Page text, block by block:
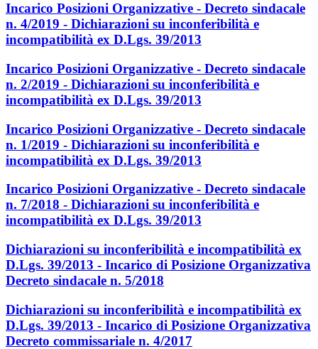
Incarico Posizioni Organizzative - Decreto sindacale
n. 4/2019 - Dichiarazioni su inconferibilità e
incompatibilità ex D.Lgs. 39/2013
Incarico Posizioni Organizzative - Decreto sindacale
n. 2/2019 - Dichiarazioni su inconferibilità e
incompatibilità ex D.Lgs. 39/2013
Incarico Posizioni Organizzative - Decreto sindacale
n. 1/2019 - Dichiarazioni su inconferibilità e
incompatibilità ex D.Lgs. 39/2013
Incarico Posizioni Organizzative - Decreto sindacale
n. 7/2018 - Dichiarazioni su inconferibilità e
incompatibilità ex D.Lgs. 39/2013
Dichiarazioni su inconferibilità e incompatibilità ex
D.Lgs. 39/2013 - Incarico di Posizione Organizzativa
Decreto sindacale n. 5/2018
Dichiarazioni su inconferibilità e incompatibilità ex
D.Lgs. 39/2013 - Incarico di Posizione Organizzativa
Decreto commissariale n. 4/2017